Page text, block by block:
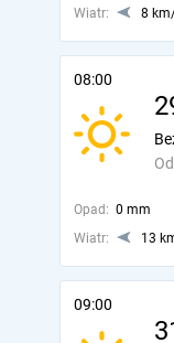
Wiatr:
8
08:00
Opad: 0 mm
Wiatr:
13
09:00